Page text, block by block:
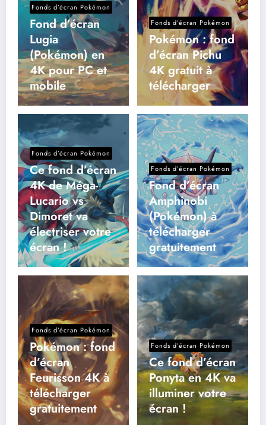
Fonds d’écran Pokémon
Fond d’écran
Lugia
(Pokémon) en
4K pour PC et
mobile
Fonds d’écran Pokémon
Pokémon : fond
d’écran Pichu
4K gratuit à
télécharger
Fonds d’écran Pokémon
Ce fond d’écran
4K de Méga-
Lucario vs
Dimoret va
électriser votre
écran !
Fonds d’écran Pokémon
Fond d’écran
Amphinobi
(Pokémon) à
télécharger
gratuitement
Fonds d’écran Pokémon
Pokémon : fond
d’écran
Feurisson 4K à
télécharger
gratuitement
Fonds d’écran Pokémon
Ce fond d’écran
Ponyta en 4K va
illuminer votre
écran !